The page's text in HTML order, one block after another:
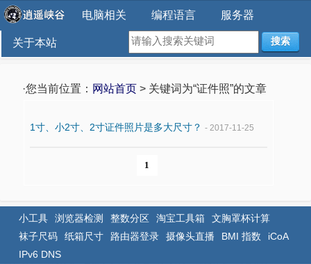
电脑相关 编程语言 服务器
关于本站 搜索
·您当前位置： 网站首页 > 关键词为“证件照”的文章
1寸、小2寸、2寸证件照片是多大尺寸？ - 2017-11-25
1
小工具 浏览器检测 整数分区 淘宝工具箱
文胸罩杯计算
袜子尺码
纸箱尺寸 路由器登录 摄像头直播 BMI 指数
iCoA
IPv6 DNS